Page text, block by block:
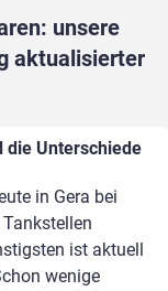
unsere
aktualisierter
die Unterschiede
in Gera bei
ist aktuell
wenige